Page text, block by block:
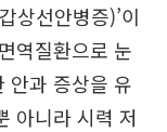
상선안병증)’이
역질환으로 눈
안과 증상을 유
아니라 시력 저